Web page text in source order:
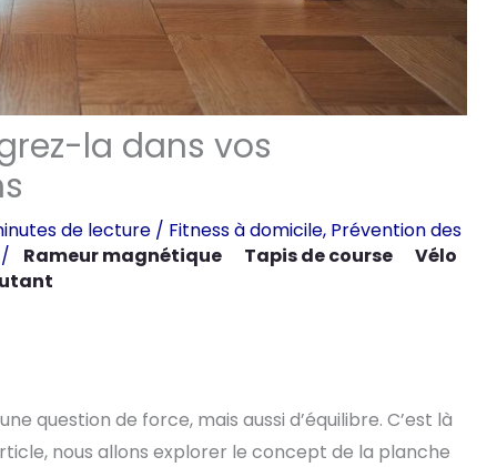
la dans vos
de lecture / Fitness à domicile, Prévention des
/ Rameur magnétique Tapis de course
Vélo
question de force, mais aussi d’équilibre. C’est là
nous allons explorer le concept de la planche